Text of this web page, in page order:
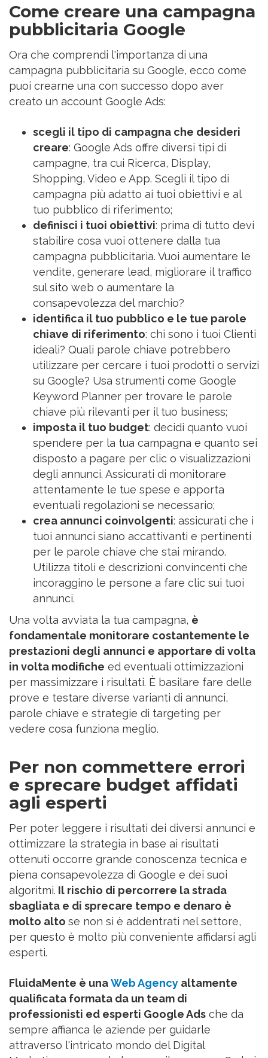
Come creare una campagna
pubblicitaria Google
Ora che comprendi l'importanza di una
campagna pubblicitaria su Google, ecco come
puoi crearne una con successo dopo aver
creato un account Google Ads:
scegli il tipo di campagna che desideri
creare: Google Ads offre diversi tipi di
campagne, tra cui Ricerca, Display,
Shopping, Video e App. Scegli il tipo di
campagna più adatto ai tuoi obiettivi e al
tuo pubblico di riferimento;
definisci i tuoi obiettivi: prima di tutto devi
stabilire cosa vuoi ottenere dalla tua
campagna pubblicitaria. Vuoi aumentare le
vendite, generare lead, migliorare il traffico
sul sito web o aumentare la
consapevolezza del marchio?
identifica il tuo pubblico e le tue parole
chiave di riferimento: chi sono i tuoi Clienti
ideali? Quali parole chiave potrebbero
utilizzare per cercare i tuoi prodotti o servizi
su Google? Usa strumenti come Google
Keyword Planner per trovare le parole
chiave più rilevanti per il tuo business;
imposta il tuo budget: decidi quanto vuoi
spendere per la tua campagna e quanto sei
disposto a pagare per clic o visualizzazioni
degli annunci. Assicurati di monitorare
attentamente le tue spese e apporta
eventuali regolazioni se necessario;
crea annunci coinvolgenti: assicurati che i
tuoi annunci siano accattivanti e pertinenti
per le parole chiave che stai mirando.
Utilizza titoli e descrizioni convincenti che
incoraggino le persone a fare clic sui tuoi
annunci.
Una volta avviata la tua campagna, è
fondamentale monitorare costantemente le
prestazioni degli annunci e apportare di volta
in volta modifiche ed eventuali ottimizzazioni
per massimizzare i risultati. È basilare fare delle
prove e testare diverse varianti di annunci,
parole chiave e strategie di targeting per
vedere cosa funziona meglio.
Per non commettere errori
e sprecare budget affidati
agli esperti
Per poter leggere i risultati dei diversi annunci e
ottimizzare la strategia in base ai risultati
ottenuti occorre grande conoscenza tecnica e
piena consapevolezza di Google e dei suoi
algoritmi. Il rischio di percorrere la strada
sbagliata e di sprecare tempo e denaro è
molto alto se non si è addentrati nel settore,
per questo è molto più conveniente affidarsi agli
esperti.
FluidaMente è unaWeb Agency altamente
qualificata formata da un team di
professionisti ed esperti Google Ads che da
sempre affianca le aziende per guidarle
attraverso l'intricato mondo del Digital